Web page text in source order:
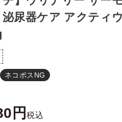
尿器ケア アクティ
ネコポスNG
税込